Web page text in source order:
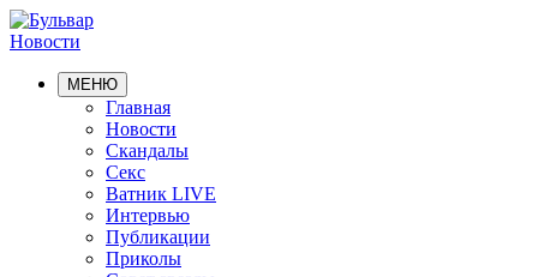
Новости
МЕНЮ
Главная
Новости
Скандалы
Секс
Ватник LIVE
Интервью
Публикации
Приколы